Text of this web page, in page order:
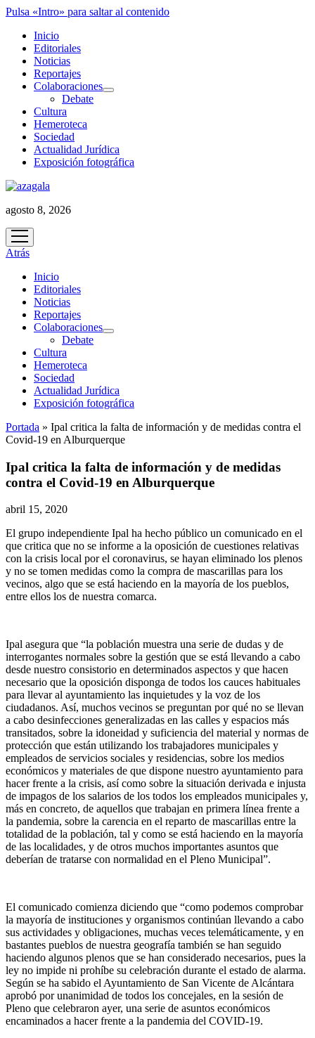
Pulsa «Intro» para saltar al contenido
Inicio
Editoriales
Noticias
Reportajes
Colaboraciones
abrir
Debate
Cultura
Hemeroteca
Sociedad
Actualidad Jurídica
Exposición fotográfica
agosto 8, 2026
abrir
menú
Atrás
Inicio
Editoriales
Noticias
Reportajes
Colaboraciones
abrir
Debate
Cultura
Hemeroteca
Sociedad
Actualidad Jurídica
Exposición fotográfica
Portada » Ipal critica la falta de información y de medidas contra el
Covid-19 en Alburquerque
Ipal critica la falta de información y de medidas
contra el Covid-19 en Alburquerque
abril 15, 2020
El grupo independiente Ipal ha hecho público un comunicado en el
que critica que no se informe a la oposición de cuestiones relativas
con la crisis local por el coronavirus, se hayan eliminado los plenos
y no se tomen medidas como la compra de mascarillas para los
vecinos, algo que se está haciendo en la mayoría de los pueblos,
entre ellos los de nuestra comarca.
Ipal asegura que “la población muestra una serie de dudas y de
interrogantes normales sobre la gestión que se está llevando a cabo
desde nuestro consistorio en determinados aspectos y que hacen
necesario que la oposición disponga de todos los cauces habituales
para llevar al ayuntamiento las inquietudes y la voz de los
ciudadanos. Así, muchos vecinos se preguntan por qué no se llevan
a cabo desinfecciones generalizadas en las calles y espacios más
transitados, sobre la idoneidad y suficiencia del material y normas de
protección que están utilizando los trabajadores municipales y
empleados de servicios sociales y residencias, sobre los medios
económicos y materiales de que dispone nuestro ayuntamiento para
hacer frente a la crisis, así como sobre la situación derivada e injusta
de impagos de los salarios de los todos los empleados municipales y,
más en concreto, de aquellos que trabajan en primera línea frente a
la pandemia, sobre la carencia en el reparto de mascarillas entre la
totalidad de la población, tal y como se está haciendo en la mayoría
de las localidades, y de otros muchos importantes asuntos que
deberían de tratarse con normalidad en el Pleno Municipal”.
El comunicado comienza diciendo que “como podemos comprobar
la mayoría de instituciones y organismos continúan llevando a cabo
sus actividades y obligaciones, muchas veces telemáticamente, y en
bastantes pueblos de nuestra geografía también se han seguido
haciendo algunos plenos que se han considerado necesarios, pues la
ley no impide ni prohíbe su celebración durante el estado de alarma.
Según se ha sabido el Ayuntamiento de San Vicente de Alcántara
aprobó por unanimidad de todos los concejales, en la sesión de
Pleno que celebraron ayer, una serie de asuntos económicos
encaminados a hacer frente a la pandemia del COVID-19.